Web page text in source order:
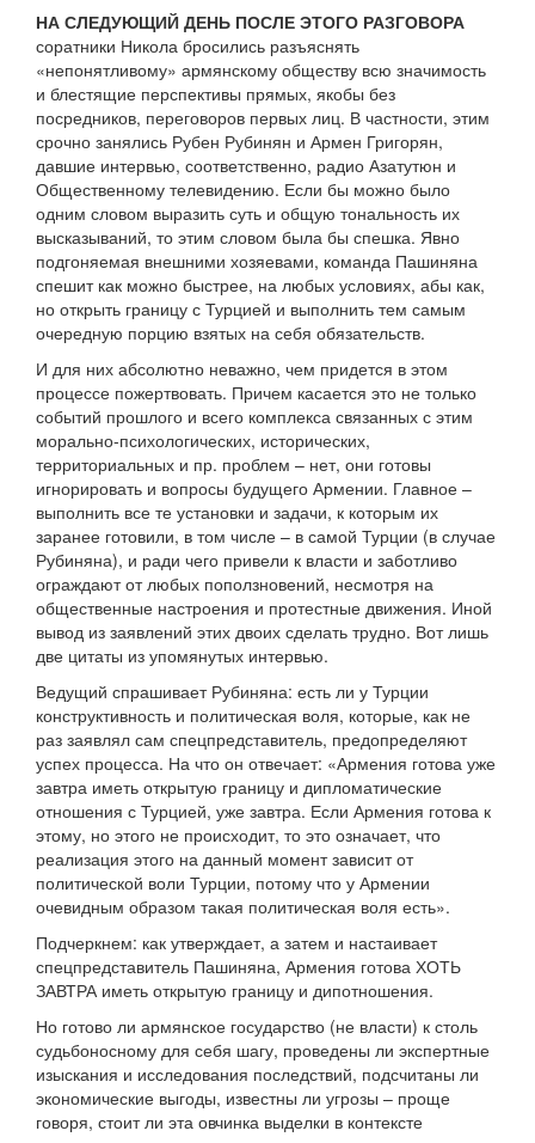
НА СЛЕДУЮЩИЙ ДЕНЬ ПОСЛЕ ЭТОГО РАЗГОВОРА
соратники Никола бросились разъяснять
«непонятливому» армянскому обществу всю значимость
и блестящие перспективы прямых, якобы без
посредников, переговоров первых лиц. В частности, этим
срочно занялись Рубен Рубинян и Армен Григорян,
давшие интервью, соответственно, радио Азатутюн и
Общественному телевидению. Если бы можно было
одним словом выразить суть и общую тональность их
высказываний, то этим словом была бы спешка. Явно
подгоняемая внешними хозяевами, команда Пашиняна
спешит как можно быстрее, на любых условиях, абы как,
но открыть границу с Турцией и выполнить тем самым
очередную порцию взятых на себя обязательств.
И для них абсолютно неважно, чем придется в этом
процессе пожертвовать. Причем касается это не только
событий прошлого и всего комплекса связанных с этим
морально-психологических, исторических,
территориальных и пр. проблем – нет, они готовы
игнорировать и вопросы будущего Армении. Главное –
выполнить все те установки и задачи, к которым их
заранее готовили, в том числе – в самой Турции (в случае
Рубиняна), и ради чего привели к власти и заботливо
ограждают от любых поползновений, несмотря на
общественные настроения и протестные движения. Иной
вывод из заявлений этих двоих сделать трудно. Вот лишь
две цитаты из упомянутых интервью.
Ведущий спрашивает Рубиняна: есть ли у Турции
конструктивность и политическая воля, которые, как не
раз заявлял сам спецпредставитель, предопределяют
успех процесса. На что он отвечает: «Армения готова уже
завтра иметь открытую границу и дипломатические
отношения с Турцией, уже завтра. Если Армения готова к
этому, но этого не происходит, то это означает, что
реализация этого на данный момент зависит от
политической воли Турции, потому что у Армении
очевидным образом такая политическая воля есть».
Подчеркнем: как утверждает, а затем и настаивает
спецпредставитель Пашиняна, Армения готова ХОТЬ
ЗАВТРА иметь открытую границу и дипотношения.
Но готово ли армянское государство (не власти) к столь
судьбоносному для себя шагу, проведены ли экспертные
изыскания и исследования последствий, подсчитаны ли
экономические выгоды, известны ли угрозы – проще
говоря, стоит ли эта овчинка выделки в контексте